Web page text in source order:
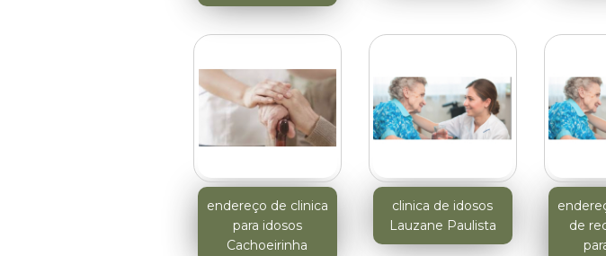
endereço de clinica
para idosos
Cachoeirinha
clinica de idosos
Lauzane Paulista
de